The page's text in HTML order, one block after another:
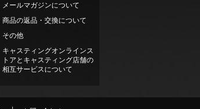
メールマガジンについて
商品の返品・交換について
その他
キャスティングオンラインス
トアとキャスティング店舗の
相互サービスについて